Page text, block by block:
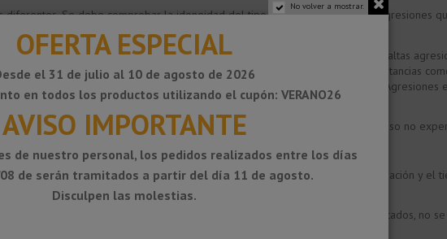
diferentes. Se debe comprobar la idoneidad del tipo de material según las agresiones
1.4301). El perfil está especialmente indicado para aplicaciones con altas
El acero inoxidable no es resistente a todas las cargas químicas. Sustancias
Esto también se aplica en algunos casos a las piscinas de agua salada.
mate gracias a su capa anodizada, que bajo unas condiciones normales de uso no
El aluminio es sensible a medios alcalinos.
de forma alcalina y pueden provocar corrosiones según el nivel de concentración y el
o material de rejuntado de forma inmediata. Los recubrimientos recién colocados, no
para evitar de ese modo la acumulación en los huecos, de agua alcalina.
No volver a mostrar.
OFERTA ESPECIAL
el 31 de julio al 10 de agosto de 2026
en todos los productos utilizando el cupón: VERANO26
AVISO IMPORTANTE
de nuestro personal, los pedidos realizados entre los días
de serán tramitados a partir del día 11 de agosto.
Disculpen las molestias.